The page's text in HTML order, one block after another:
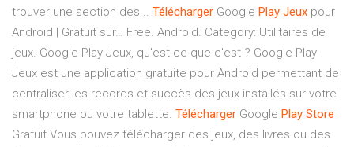
trouver une section des... Télécharger Google Play Jeux pour
Android | Gratuit sur… Free. Android. Category: Utilitaires de
jeux. Google Play Jeux, qu'est-ce que c'est ? Google Play
Jeux est une application gratuite pour Android permettant de
centraliser les records et succès des jeux installés sur votre
smartphone ou votre tablette. Télécharger Google Play Store
Gratuit Vous pouvez télécharger des jeux, des livres ou des